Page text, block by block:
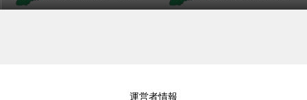
会える季節
られた価値
運営者情報